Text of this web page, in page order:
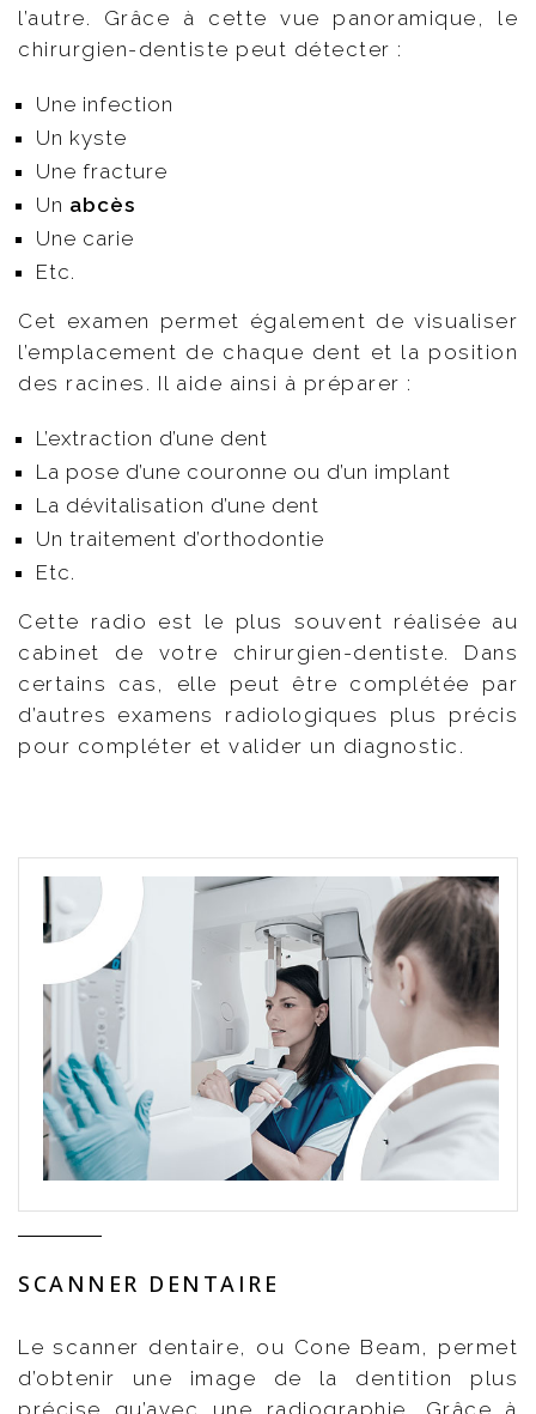
l’autre. Grâce à cette vue panoramique, le
chirurgien-dentiste peut détecter :
Une infection
Un kyste
Une fracture
Un abcès
Une carie
Etc.
Cet examen permet également de visualiser
l’emplacement de chaque dent et la position
des racines. Il aide ainsi à préparer :
L’extraction d’une dent
La pose d’une couronne ou d’un implant
La dévitalisation d’une dent
Un traitement d’orthodontie
Etc.
Cette radio est le plus souvent réalisée au
cabinet de votre chirurgien-dentiste. Dans
certains cas, elle peut être complétée par
d’autres examens radiologiques plus précis
pour compléter et valider un diagnostic.
SCANNER DENTAIRE
Le scanner dentaire, ou Cone Beam, permet
d’obtenir une image de la dentition plus